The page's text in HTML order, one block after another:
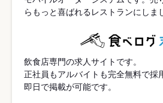
らもっと喜ばれるレストランにしま
飲食店専門の求人サイトです。
正社員もアルバイトも完全無料で採
即日で掲載が可能です。